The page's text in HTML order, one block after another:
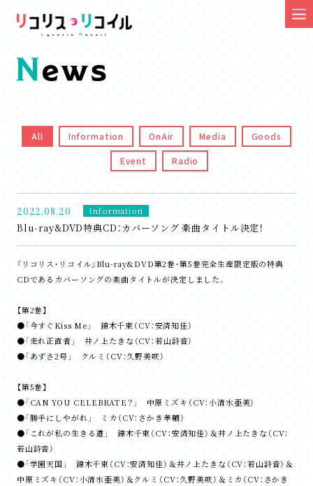
All Information OnAir Media Goods
Event Radio
2022.08.20 Information
Blu-ray&DVD特典CD：カバーソング 楽曲タイトル決定！
『リコリス・リコイル』Blu-ray&DVD第2巻・第5巻完全生産限定版の特典
CDであるカバーソングの楽曲タイトルが決定しました。
【第2巻】
●「今すぐKiss Me」 錦木千束（CV：安済知佳）
●「走れ正直者」 井ノ上たきな（CV：若山詩音）
●「あずさ2号」 クルミ（CV：久野美咲）
【第5巻】
●「CAN YOU CELEBRATE？」 中原ミズキ（CV：小清水亜美）
●「勝手にしやがれ」 ミカ（CV：さかき孝輔）
●「これが私の生きる道」 錦木千束（CV：安済知佳）＆井ノ上たきな（CV：
若山詩音）
●「学園天国」 錦木千束（CV：安済知佳）＆井ノ上たきな（CV：若山詩音）＆
中原ミズキ（CV：小清水亜美）＆クルミ（CV：久野美咲）＆ミカ（CV：さかき